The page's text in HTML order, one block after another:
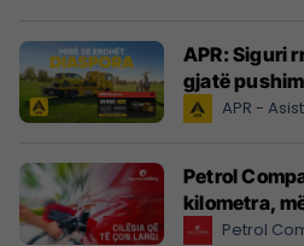
APR: Siguri
gjatë
APR -
Petrol
kilometra,
Petrol